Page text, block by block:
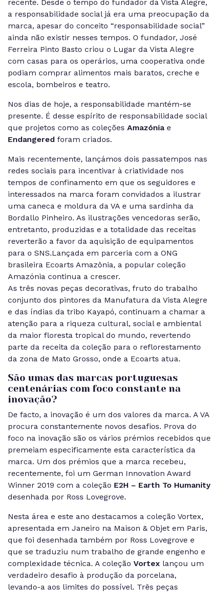
recente. Desde o tempo do fundador da Vista Alegre,
a responsabilidade social já era uma preocupação da
marca, apesar do conceito “responsabilidade social”
ainda não existir nesses tempos. O fundador, José
Ferreira Pinto Basto criou o Lugar da Vista Alegre
com casas para os operários, uma cooperativa onde
podiam comprar alimentos mais baratos, creche e
escola, bombeiros e teatro.
Nos dias de hoje, a responsabilidade mantém-se
presente. É desse espírito de responsabilidade social
que projetos como as coleções Amazóniae
Endangered foram criados.
Mais recentemente, lançámos dois passatempos nas
redes sociais para incentivar à criatividade nos
tempos de confinamento em que os seguidores e
interessados na marca foram convidados a ilustrar
uma caneca e moldura da VA e uma sardinha da
Bordallo Pinheiro. As ilustrações vencedoras serão,
entretanto, produzidas e a totalidade das receitas
reverterão a favor da aquisição de equipamentos
para o SNS.Lançada em parceria com a ONG
brasileira Ecoarts Amazônia, a popular coleção
Amazónia continua a crescer.
As três novas peças decorativas, fruto do trabalho
conjunto dos pintores da Manufatura da Vista Alegre
e das índias da tribo Kayapó, continuam a chamar a
atenção para a riqueza cultural, social e ambiental
da maior floresta tropical do mundo, revertendo
parte da receita da coleção para o reflorestamento
da zona de Mato Grosso, onde a Ecoarts atua.
São umas das marcas portuguesas
centenárias com foco constante na
inovação?
De facto, a inovação é um dos valores da marca. A VA
procura constantemente novos desafios. Prova do
foco na inovação são os vários prémios recebidos que
premeiam especificamente esta característica da
marca. Um dos prémios que a marca recebeu,
recentemente, foi um German Innovation Award
Winner 2019 com a coleção E2H – Earth To Humanity
desenhada por Ross Lovegrove.
Nesta área e este ano destacamos a coleção Vortex,
apresentada em Janeiro na Maison & Objet em Paris,
que foi desenhada também por Ross Lovegrove e
que se traduziu num trabalho de grande engenho e
complexidade técnica. A coleção Vortex lançou um
verdadeiro desafio à produção da porcelana,
levando-a aos limites do possível. Três peças